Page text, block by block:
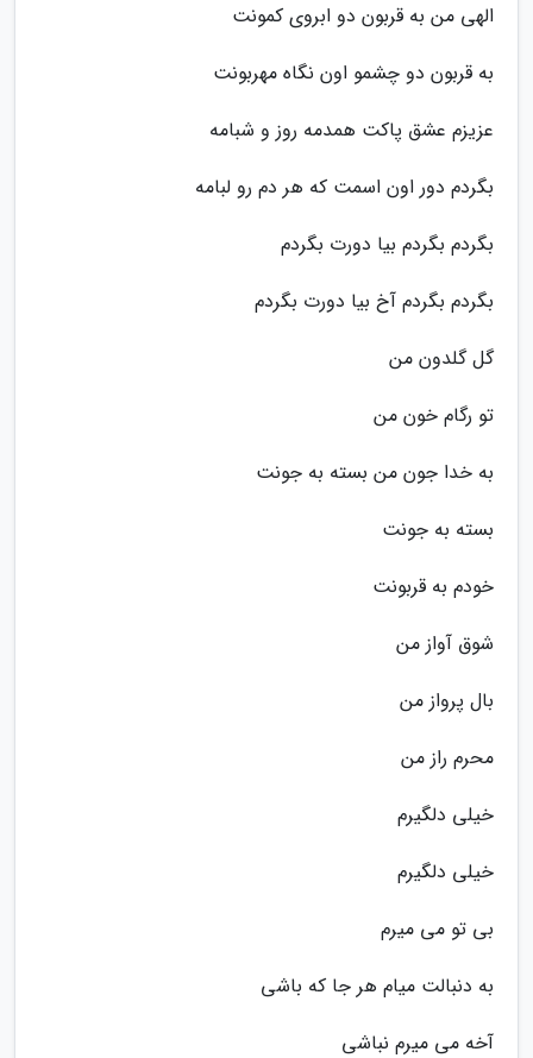
الهی من به قربون دو ابروی کمونت
به قربون دو چشمو اون نگاه مهربونت
عزیزم عشق پاکت همدمه روز و شبامه
بگردم دور اون اسمت که هر دم رو لبامه
بگردم بگردم بیا دورت بگردم
بگردم بگردم آخ بیا دورت بگردم
گل گلدون من
تو رگام خون من
به خدا جون من بسته به جونت
بسته به جونت
خودم به قربونت
شوق آواز من
بال پرواز من
محرم راز من
خیلی دلگیرم
خیلی دلگیرم
بی تو می میرم
به دنبالت میام هر جا که باشی
آخه می میرم نباشی